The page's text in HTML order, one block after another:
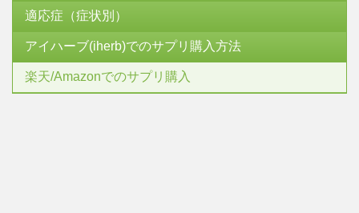
適応症（症状別）
アイハーブ(iherb)でのサプリ購入方法
楽天/Amazonでのサプリ購入